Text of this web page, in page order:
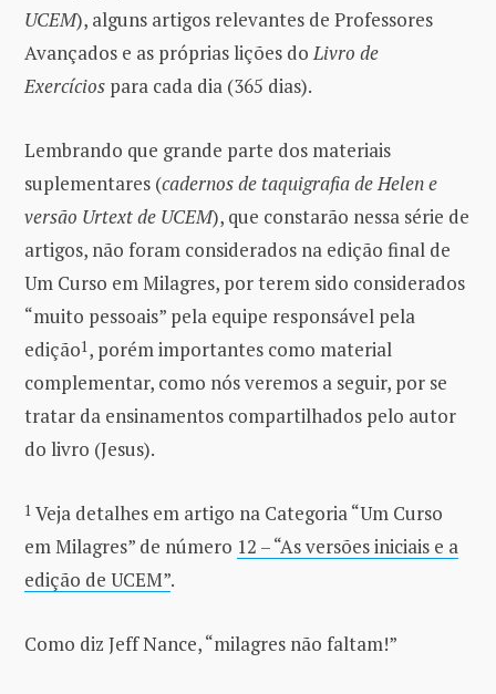
UCEM), alguns artigos relevantes de Professores
Avançados e as próprias lições doLivro de
Exercícios para cada dia (365 dias).
Lembrando que grande parte dos materiais
suplementares (cadernos de taquigrafia de Helen e
versão Urtext de UCEM), que constarão nessa série de
artigos, não foram considerados na edição final de
Um Curso em Milagres, por terem sido considerados
“muito pessoais” pela equipe responsável pela
edição1, porém importantes como material
complementar, como nós veremos a seguir, por se
tratar da ensinamentos compartilhados pelo autor
do livro (Jesus).
1 Veja detalhes em artigo na Categoria “Um Curso
em Milagres” de número 12 – “As versões iniciais e a
edição de UCEM”.
Como diz Jeff Nance, “milagres não faltam!”